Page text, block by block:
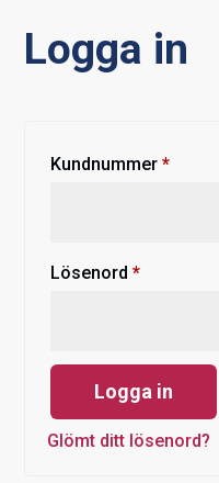
Logga in
Kundnummer*
Lösenord*
Logga in
Glömt ditt lösenord?